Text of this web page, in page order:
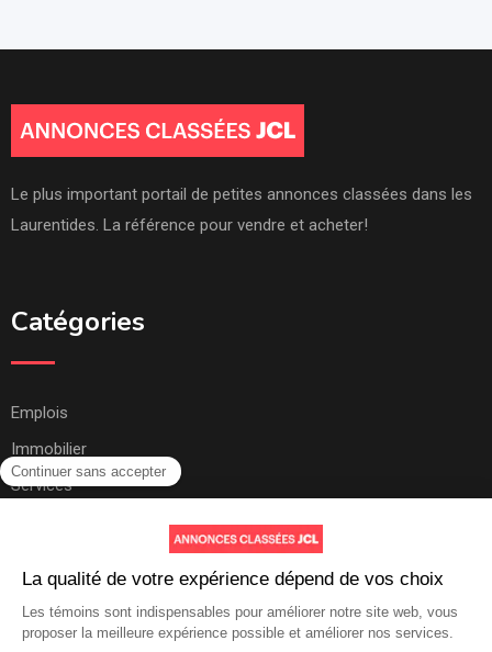
Le plus important portail de petites annonces classées dans les
Laurentides. La référence pour vendre et acheter!
Catégories
Emplois
Immobilier
Services
Aide et soutien